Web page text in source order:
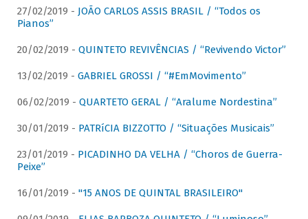
27/02/2019 - JOÃO CARLOS ASSIS BRASIL / “Todos os
Pianos”
20/02/2019 - QUINTETO REVIVÊNCIAS / “Revivendo Victor”
13/02/2019 - GABRIEL GROSSI / “#EmMovimento”
06/02/2019 - QUARTETO GERAL / “Aralume Nordestina”
30/01/2019 - PATRíCIA BIZZOTTO / “Situações Musicais”
23/01/2019 - PICADINHO DA VELHA / “Choros de Guerra-
Peixe”
16/01/2019 - "15 ANOS DE QUINTAL BRASILEIRO"